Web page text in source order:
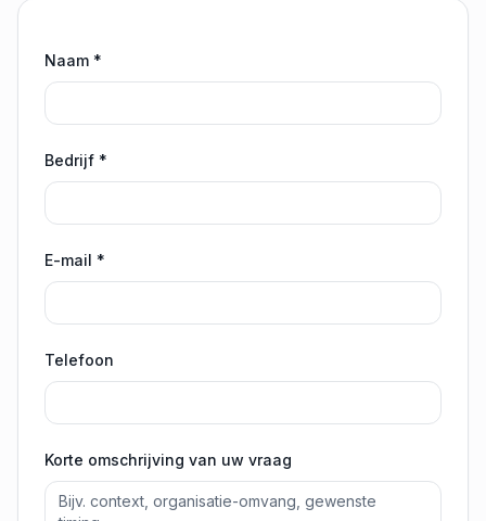
Naam *
Bedrijf *
E-mail *
Telefoon
Korte omschrijving van uw vraag